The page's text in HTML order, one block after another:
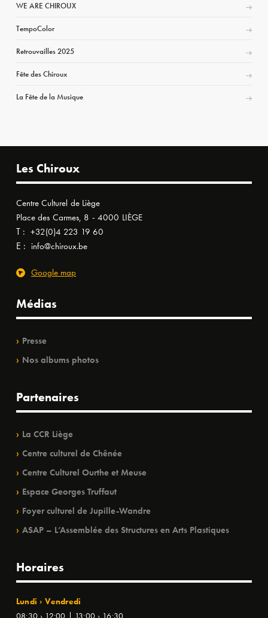
WE ARE CHIROUX
TempoColor
Retrouvailles 2025
Fête des Chiroux
La Fête de la Musique
Les Chiroux
Centre Culturel de Liège
Place des Carmes, 8 - 4000 LIÈGE
T : +32(0)4 223 19 60
E : info@chiroux.be
Google map
Médias
Presse
Nos albums photos
Partenaires
La CCR Liège
Centre culturel de Chênée
Centre Culturel Ourthe et Meuse
Espace Georges Truffaut
Foyer culturel de Jupille-Wandre
ASAP – L’Assemblée des Structures en Arts Plastiques
Horaires
Lundi › Vendredi
08:30 › 12:00 | 13:00 › 16:30